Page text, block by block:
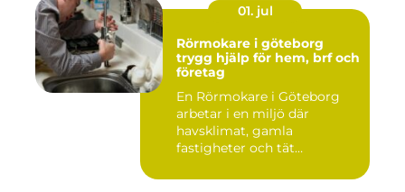
01. jul
Rörmokare i göteborg
trygg hjälp för hem, brf och
företag
En Rörmokare i Göteborg
arbetar i en miljö där
havsklimat, gamla
fastigheter och tät